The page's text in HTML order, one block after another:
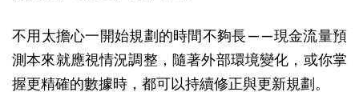
不用太擔心一開始規劃的時間不夠長——現金流量預
測本來就應視情況調整，隨著外部環境變化，或你掌
握更精確的數據時，都可以持續修正與更新規劃。